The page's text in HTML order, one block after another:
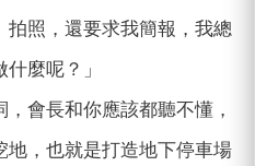
拍照，還要求我簡報，我總
麼呢？」
，會長和你應該都聽不懂，
地，也就是打造地下停車場